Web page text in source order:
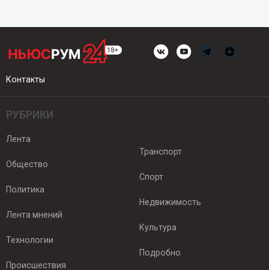
Контакты
РУБРИКИ
Лента
Общество
Политика
Лента мнений
Технологии
Происшествия
Транспорт
Спорт
Недвижимость
Культура
Подробно